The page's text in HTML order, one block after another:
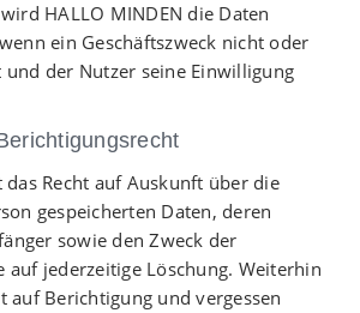
HALLO MINDEN die Daten
ein Geschäftszweck nicht oder
der Nutzer seine Einwilligung
das Recht auf Auskunft über die
gespeicherten Daten, deren
sowie den Zweck der
auf jederzeitige Löschung. Weiterhin
auf Berichtigung und vergessen